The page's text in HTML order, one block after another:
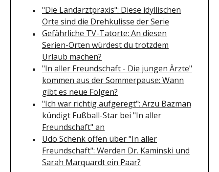
"Die Landarztpraxis": Diese idyllischen
Orte sind die Drehkulisse der Serie
Gefährliche TV-Tatorte: An diesen
Serien-Orten würdest du trotzdem
Urlaub machen?
"In aller Freundschaft - Die jungen Ärzte"
kommen aus der Sommerpause: Wann
gibt es neue Folgen?
"Ich war richtig aufgeregt": Arzu Bazman
kündigt Fußball-Star bei "In aller
Freundschaft" an
Udo Schenk offen über "In aller
Freundschaft": Werden Dr. Kaminski und
Sarah Marquardt ein Paar?